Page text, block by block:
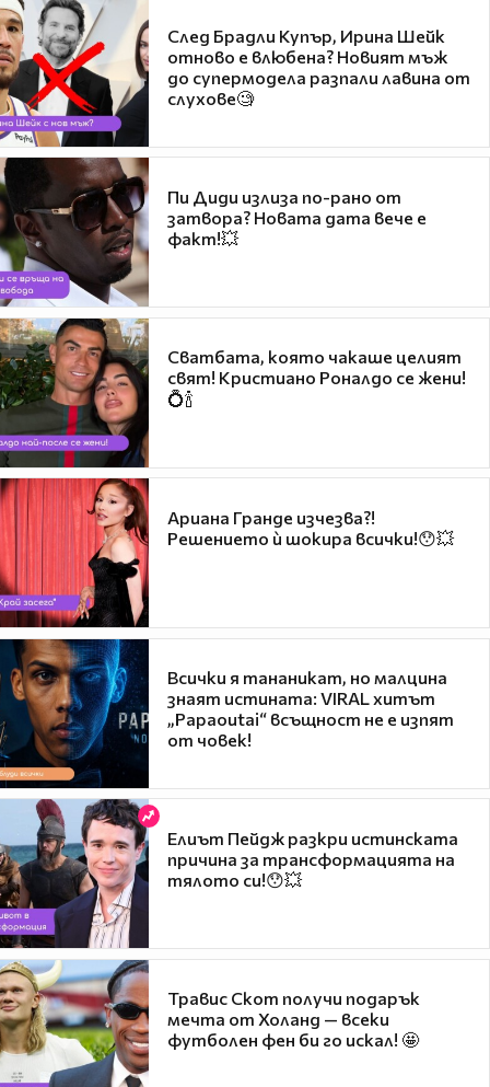
След Брадли Купър, Ирина Шейк
отново е влюбена? Новият мъж
до супермодела разпали лавина от
слухове🧐
Пи Диди излиза по-рано от
затвора? Новата дата вече е
факт!💥
Сватбата, която чакаше целият
свят! Кристиано Роналдо се жени!
💍🍾
Ариана Гранде изчезва?!
Решението ѝ шокира всички!😯💥
Всички я тананикат, но малцина
знаят истината: VIRAL хитът
„Papaoutai“ всъщност не е изпят
от човек!
Елиът Пейдж разкри истинската
причина за трансформацията на
тялото си!😯💥
Травис Скот получи подарък
мечта от Холанд — всеки
футболен фен би го искал! 🤩